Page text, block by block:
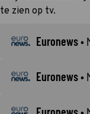
te zien op tv.
Euronews•
Euronews•